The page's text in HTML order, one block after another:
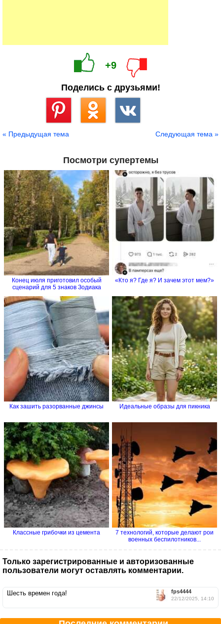
+9
Поделись с друзьями!
« Предыдущая тема Следующая тема »
Посмотри супертемы
Конец июля приготовил особый
сценарий для 5 знаков Зодиака
«Кто я? Где я? И зачем этот мем?»
Как зашить разорванные джинсы Идеальные образы для пикника
Классные грибочки из цемента
7 технологий, которые делают рои
военных беспилотников...
Только зарегистрированные и авторизованные
пользователи могут оставлять комментарии.
fps4444
22/12/2025, 14:10
Шесть времен года!